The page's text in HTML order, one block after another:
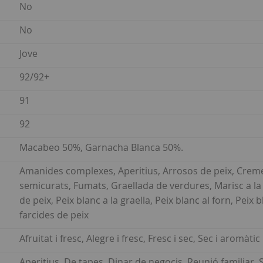
No
No
Jove
92/92+
91
92
Macabeo 50%, Garnacha Blanca 50%.
Amanides complexes, Aperitius, Arrosos de peix,
semicurats, Fumats, Graellada de verdures, Marisc a
de peix, Peix blanc a la graella, Peix blanc al forn,
farcides de peix
Afruitat i fresc, Alegre i fresc, Fresc i sec, Sec i aromàtic